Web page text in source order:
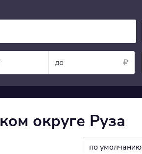
до
округе Руза
по умолчанию